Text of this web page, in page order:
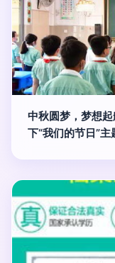
中秋圆梦，梦想
下“我们的节日”